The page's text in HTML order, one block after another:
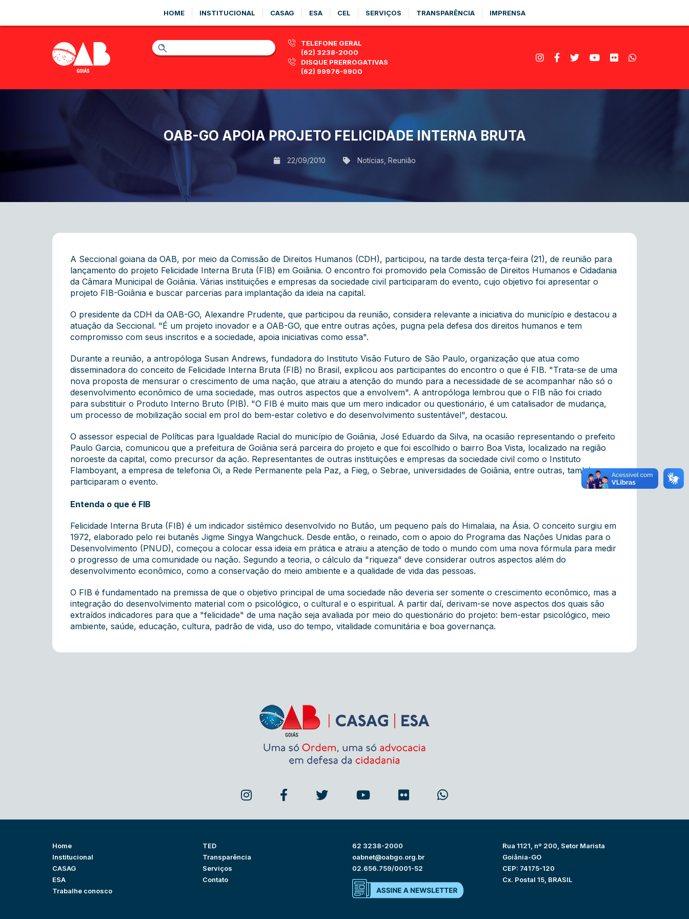
HOME INSTITUCIONAL CASAG ESA CEL SERVIÇOS TRANSPARÊNCIA IMPRENSA
TELEFONE GERAL
(62) 3238-2000
DISQUE PRERROGATIVAS
(62) 99976-9900
OAB-GO APOIA PROJETO FELICIDADE INTERNA BRUTA
22/09/2010 Notícias Reunião
A Seccional goiana da OAB, por meio da Comissão de Direitos Humanos (CDH), participou, na tarde desta terça-feira (21), de reunião para
lançamento do projeto Felicidade Interna Bruta (FIB) em Goiânia. O encontro foi promovido pela Comissão de Direitos Humanos e Cidadania
da Câmara Municipal de Goiânia. Várias instituições e empresas da sociedade civil participaram do evento, cujo objetivo foi apresentar o
projeto FIB-Goiânia e buscar parcerias para implantação da ideia na capital.
O presidente da CDH da OAB-GO, Alexandre Prudente, que participou da reunião, considera relevante a iniciativa do município e destacou a
atuação da Seccional. "É um projeto inovador e a OAB-GO, que entre outras ações, pugna pela defesa dos direitos humanos e tem
compromisso com seus inscritos e a sociedade, apoia iniciativas como essa".
Durante a reunião, a antropóloga Susan Andrews, fundadora do Instituto Visão Futuro de São Paulo, organização que atua como
disseminadora do conceito de Felicidade Interna Bruta (FIB) no Brasil, explicou aos participantes do encontro o que é FIB. "Trata-se de uma
nova proposta de mensurar o crescimento de uma nação, que atraiu a atenção do mundo para a necessidade de se acompanhar não só o
desenvolvimento econômico de uma sociedade, mas outros aspectos que a envolvem". A antropóloga lembrou que o FIB não foi criado
para substituir o Produto Interno Bruto (PIB). "O FIB é muito mais que um mero indicador ou questionário, é um catalisador de mudança,
um processo de mobilização social em prol do bem-estar coletivo e do desenvolvimento sustentável", destacou.
O assessor especial de Políticas para Igualdade Racial do município de Goiânia, José Eduardo da Silva, na ocasião representando o prefeito
Paulo Garcia, comunicou que a prefeitura de Goiânia será parceira do projeto e que foi escolhido o bairro Boa Vista, localizado na região
noroeste da capital, como precursor da ação. Representantes de outras instituições e empresas da sociedade civil como o Instituto
Flamboyant, a empresa de telefonia Oi, a Rede Permanente pela Paz, a Fieg, o Sebrae, universidades de Goiânia, entre outras, também
participaram o evento.
Entenda o que é FIB
Felicidade Interna Bruta (FIB) é um indicador sistêmico desenvolvido no Butão, um pequeno país do Himalaia, na Ásia. O conceito surgiu em
1972, elaborado pelo rei butanês Jigme Singya Wangchuck. Desde então, o reinado, com o apoio do Programa das Nações Unidas para o
Desenvolvimento (PNUD), começou a colocar essa ideia em prática e atraiu a atenção de todo o mundo com uma nova fórmula para medir
o progresso de uma comunidade ou nação. Segundo a teoria, o cálculo da "riqueza" deve considerar outros aspectos além do
desenvolvimento econômico, como a conservação do meio ambiente e a qualidade de vida das pessoas.
O FIB é fundamentado na premissa de que o objetivo principal de uma sociedade não deveria ser somente o crescimento econômico, mas a
integração do desenvolvimento material com o psicológico, o cultural e o espiritual. A partir daí, derivam-se nove aspectos dos quais são
extraídos indicadores para que a "felicidade" de uma nação seja avaliada por meio do questionário do projeto: bem-estar psicológico, meio
ambiente, saúde, educação, cultura, padrão de vida, uso do tempo, vitalidade comunitária e boa governança.
Home
Institucional
CASAG
ESA
Trabalhe conosco
TED
Transparência
Serviços
Contato
62 3238-2000
oabnet@oabgo.org.br
02.656.759/0001-52
Rua 1121, nº 200, Setor Marista
Goiânia-GO
CEP: 74175-120
Cx. Postal 15, BRASIL